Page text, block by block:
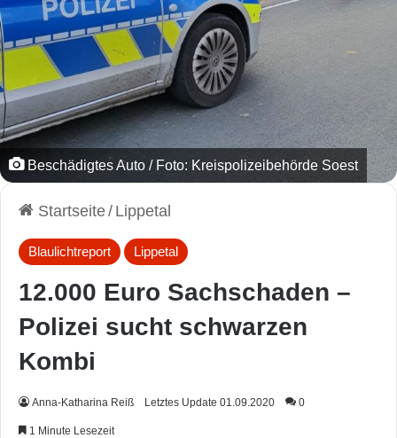
Beschädigtes Auto / Foto: Kreispolizeibehörde Soest
Startseite/ Lippetal
Blaulichtreport Lippetal
12.000 Euro Sachschaden –
Polizei sucht schwarzen
Kombi
Anna-Katharina Reiß Letztes Update 01.09.2020 0
1 Minute Lesezeit